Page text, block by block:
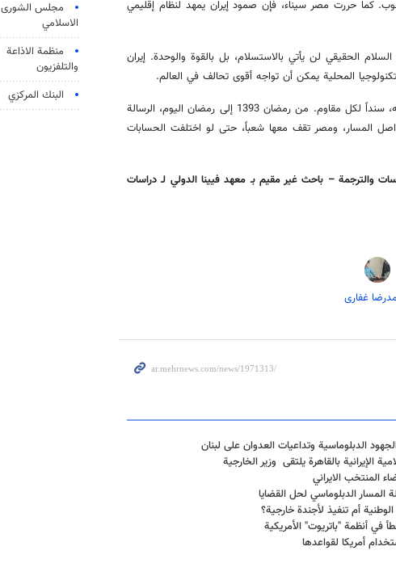
كما حررت مصر سيناء، فإن صمود إيران يمهد لنظام إقليمي
الحقيقي لن يأتي بالاستسلام، بل بالقوة والوحدة. إيران
المحلية يمكن أن تواجه أقوى تحالف في العالم.
يظل الشعب المصري، ببساطته وعمق تاريخه، سنداً لكل مقاوم. من رمضان 1393 إلى رمضان اليوم، الرسالة
المسار، ومصر تقف معها شعباً، حتى لو اختلفت الحسابات
والترجمة – باحث غير مقيم بـ معهد فيينا الدولي لـ دراسات
غفاری
الدبلوماسية وتداعيات العدوان على لبنان
بالقاهرة یلتقی وزير الخارجية
المنتخب الايراني
المسار الدبلوماسي لحل القضايا
أم تنفيذ لأجندة خارجية؟
أنظمة "باتريوت" الأمريكية
أمريكا لقواعدها
مجلس الشورى
الاسلامي
منظمة الاذاعة
والتلفزیون
البنك المركزي